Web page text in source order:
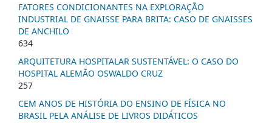
FATORES CONDICIONANTES NA EXPLORAÇÃO
INDUSTRIAL DE GNAISSE PARA BRITA: CASO DE GNAISSES
DE ANCHILO
634
ARQUITETURA HOSPITALAR SUSTENTÁVEL: O CASO DO
HOSPITAL ALEMÃO OSWALDO CRUZ
257
CEM ANOS DE HISTÓRIA DO ENSINO DE FÍSICA NO
BRASIL PELA ANÁLISE DE LIVROS DIDÁTICOS